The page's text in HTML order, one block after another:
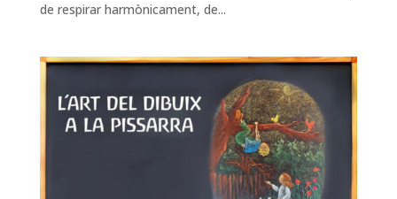
de respirar harmònicament, de...